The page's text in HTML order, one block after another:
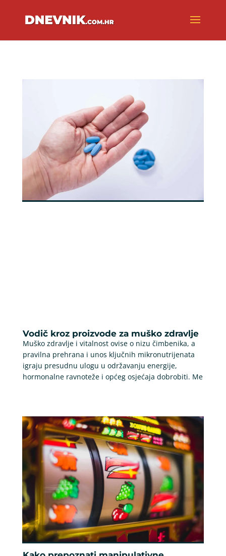
Vodič kroz proizvode za muško zdravlje
Muško zdravlje i vitalnost ovise o nizu čimbenika, a
pravilna prehrana i unos ključnih mikronutrijenata
igraju presudnu ulogu u održavanju energije,
hormonalne ravnoteže i općeg osjećaja dobrobiti. Me